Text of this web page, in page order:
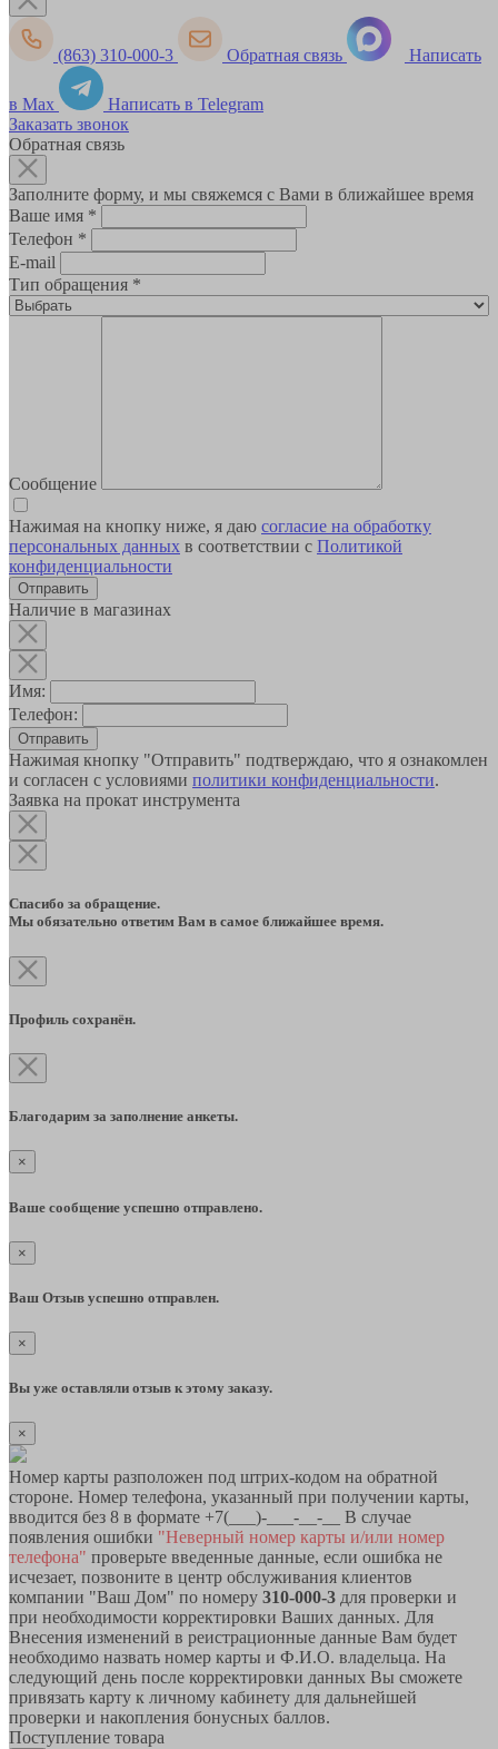
(863) 310-000-3 Обратная связь Написать
в Max
Написать в Telegram
Заказать звонок
Обратная связь
Заполните форму, и мы свяжемся с Вами в ближайшее время
Ваше имя *
Телефон *
E-mail
Тип обращения *
Сообщение
Нажимая на кнопку ниже, я даю согласие на обработку
персональных данных в соответствии с Политикой
конфиденциальности
Наличие в магазинах
Имя:
Телефон:
Отправить
Нажимая кнопку "Отправить" подтверждаю, что я ознакомлен
и согласен с условиями политики конфиденциальности.
Заявка на прокат инструмента
Спасибо за обращение.
Мы обязательно ответим Вам в самое ближайшее время.
Профиль сохранён.
Благодарим за заполнение анкеты.
×
Ваше сообщение успешно отправлено.
×
Ваш Отзыв успешно отправлен.
×
Вы уже оставляли отзыв к этому заказу.
×
Номер карты разположен под штрих-кодом на обратной
стороне. Номер телефона, указанный при получении карты,
вводится без 8 в формате +7(___)-___-__-__ В случае
появления ошибки "Неверный номер карты и/или номер
телефона" проверьте введенные данные, если ошибка не
исчезает, позвоните в центр обслуживания клиентов
компании "Ваш Дом" по номеру 310-000-3 для проверки и
при необходимости корректировки Ваших данных. Для
Внесения изменений в реистрационные данные Вам будет
необходимо назвать номер карты и Ф.И.О. владельца. На
следующий день после корректировки данных Вы сможете
привязать карту к личному кабинету для дальнейшей
проверки и накопления бонусных баллов.
Поступление товара